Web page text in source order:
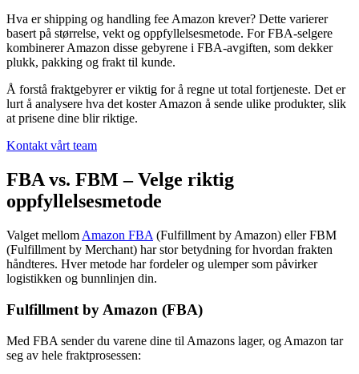
Hva er shipping og handling fee Amazon krever? Dette varierer
basert på størrelse, vekt og oppfyllelsesmetode. For FBA-selgere
kombinerer Amazon disse gebyrene i FBA-avgiften, som dekker
plukk, pakking og frakt til kunde.
Å forstå fraktgebyrer er viktig for å regne ut total fortjeneste. Det er
lurt å analysere hva det koster Amazon å sende ulike produkter, slik
at prisene dine blir riktige.
Kontakt vårt team
FBA vs. FBM – Velge riktig
oppfyllelsesmetode
Valget mellom Amazon FBA (Fulfillment by Amazon) eller FBM
(Fulfillment by Merchant) har stor betydning for hvordan frakten
håndteres. Hver metode har fordeler og ulemper som påvirker
logistikken og bunnlinjen din.
Fulfillment by Amazon (FBA)
Med FBA sender du varene dine til Amazons lager, og Amazon tar
seg av hele fraktprosessen: